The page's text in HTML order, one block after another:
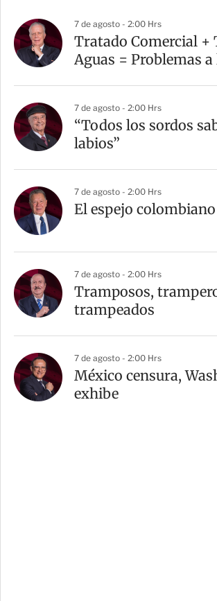
7 de agosto - 2:00 Hrs
Tratado Comercial +
Aguas = Problemas
7 de agosto - 2:00 Hrs
“Todos los sordos
labios”
7 de agosto - 2:00 Hrs
El espejo colombiano
7 de agosto - 2:00 Hrs
Tramposos,
trampeados
7 de agosto - 2:00 Hrs
México censura,
exhibe